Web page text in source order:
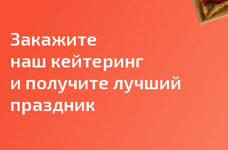
Закажите
наш кейтеринг
и получите лучший
праздник